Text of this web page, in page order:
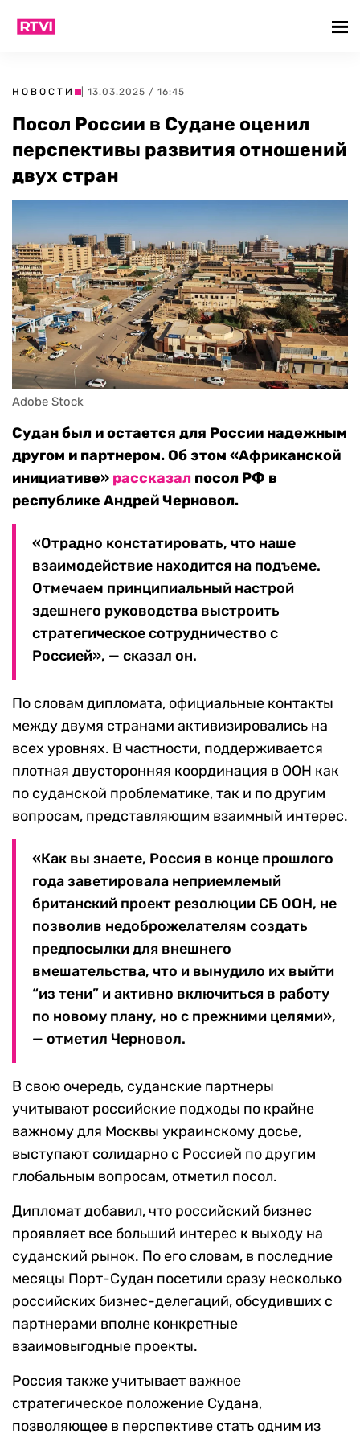
НОВОСТИ | 13.03.2025 / 16:45
Посол России в Судане оценил
перспективы развития отношений
двух стран
Adobe Stock
Судан был и остается для России надежным
другом и партнером. Об этом «Африканской
инициативе» рассказал посол РФ в
республике Андрей Черновол.
«Отрадно констатировать, что наше
взаимодействие находится на подъеме.
Отмечаем принципиальный настрой
здешнего руководства выстроить
стратегическое сотрудничество с
Россией», — сказал он.
По словам дипломата, официальные контакты
между двумя странами активизировались на
всех уровнях. В частности, поддерживается
плотная двусторонняя координация в ООН как
по суданской проблематике, так и по другим
вопросам, представляющим взаимный интерес.
«Как вы знаете, Россия в конце прошлого
года заветировала неприемлемый
британский проект резолюции СБ ООН, не
позволив недоброжелателям создать
предпосылки для внешнего
вмешательства, что и вынудило их выйти
“из тени” и активно включиться в работу
по новому плану, но с прежними целями»,
— отметил Черновол.
В свою очередь, суданские партнеры
учитывают российские подходы по крайне
важному для Москвы украинскому досье,
выступают солидарно с Россией по другим
глобальным вопросам, отметил посол.
Дипломат добавил, что российский бизнес
проявляет все больший интерес к выходу на
суданский рынок. По его словам, в последние
месяцы Порт-Судан посетили сразу несколько
российских бизнес-делегаций, обсудивших с
партнерами вполне конкретные
взаимовыгодные проекты.
Россия также учитывает важное
стратегическое положение Судана,
позволяющее в перспективе стать одним из